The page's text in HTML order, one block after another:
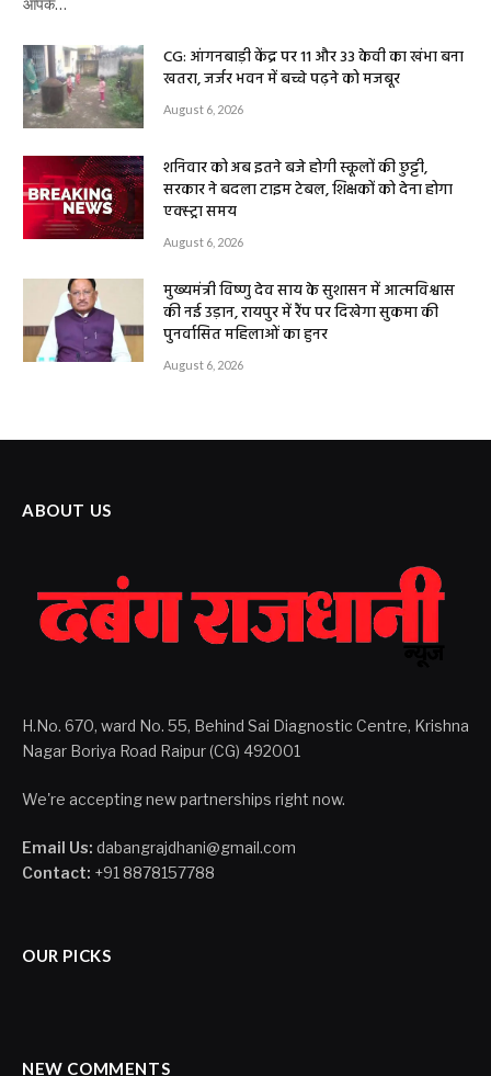
CG: आंगनबाड़ी केंद्र पर 11 और 33 केवी का खंभा बना
खतरा, जर्जर भवन में बच्चे पढ़ने को मजबूर
August 6, 2026
शनिवार को अब इतने बजे होगी स्कूलों की छुट्टी,
सरकार ने बदला टाइम टेबल, शिक्षकों को देना होगा
एक्स्ट्रा समय
August 6, 2026
मुख्यमंत्री विष्णु देव साय के सुशासन में आत्मविश्वास
की नई उड़ान, रायपुर में रैंप पर दिखेगा सुकमा की
पुनर्वासित महिलाओं का हुनर
August 6, 2026
ABOUT US
H.No. 670, ward No. 55, Behind Sai Diagnostic Centre, Krishna
Nagar Boriya Road Raipur (CG) 492001
We're accepting new partnerships right now.
Email Us: dabangrajdhani@gmail.com
Contact: +91 8878157788
OUR PICKS
NEW COMMENTS